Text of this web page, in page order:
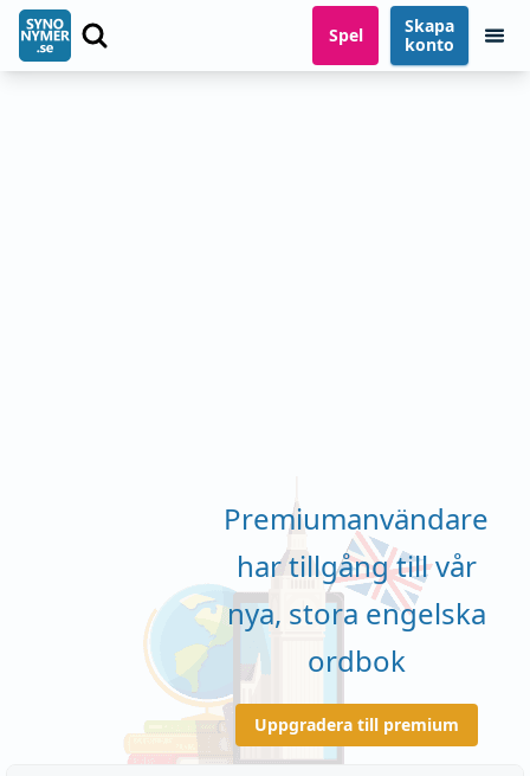
Spel
Skapa
konto
Premiumanvändare
har tillgång till vår
nya, stora engelska
ordbok
Uppgradera till premium